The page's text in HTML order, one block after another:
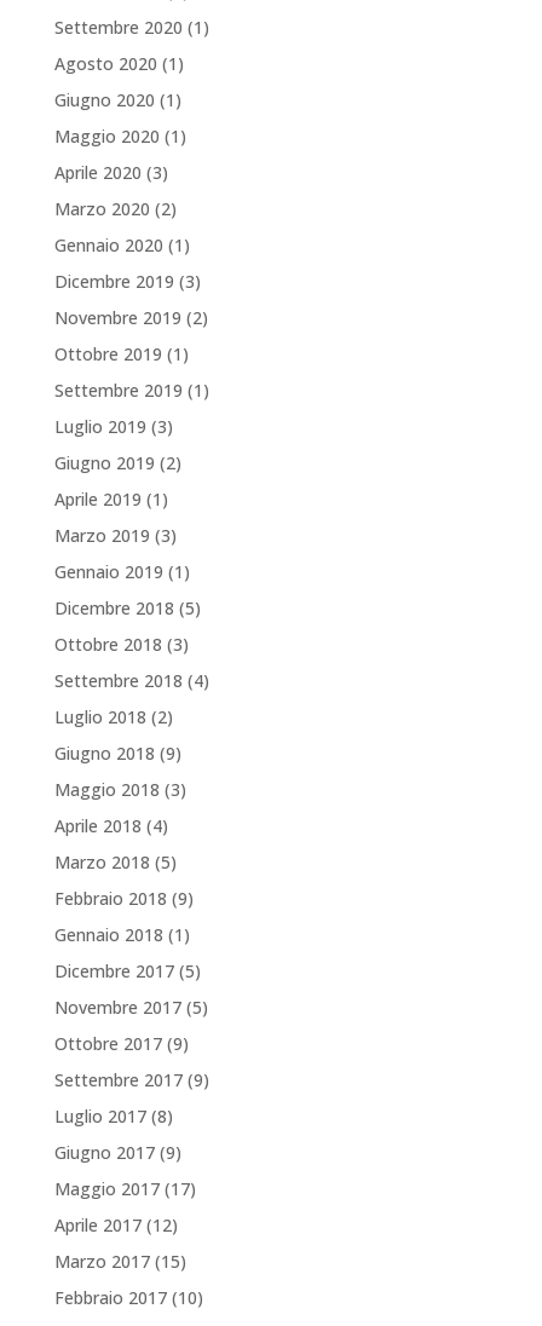
Settembre 2020 (1)
Agosto 2020 (1)
Giugno 2020 (1)
Maggio 2020 (1)
Aprile 2020 (3)
Marzo 2020 (2)
Gennaio 2020 (1)
Dicembre 2019 (3)
Novembre 2019 (2)
Ottobre 2019 (1)
Settembre 2019 (1)
Luglio 2019 (3)
Giugno 2019 (2)
Aprile 2019 (1)
Marzo 2019 (3)
Gennaio 2019 (1)
Dicembre 2018 (5)
Ottobre 2018 (3)
Settembre 2018 (4)
Luglio 2018 (2)
Giugno 2018 (9)
Maggio 2018 (3)
Aprile 2018 (4)
Marzo 2018 (5)
Febbraio 2018 (9)
Gennaio 2018 (1)
Dicembre 2017(5)
Novembre 2017(5)
Ottobre 2017(9)
Settembre 2017(9)
Luglio 2017(8)
Giugno 2017(9)
Maggio 2017(17)
Aprile 2017(12)
Marzo 2017(15)
Febbraio 2017(10)